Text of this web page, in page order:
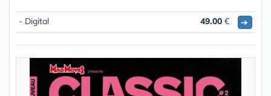
- Digital 49.00 € ➔